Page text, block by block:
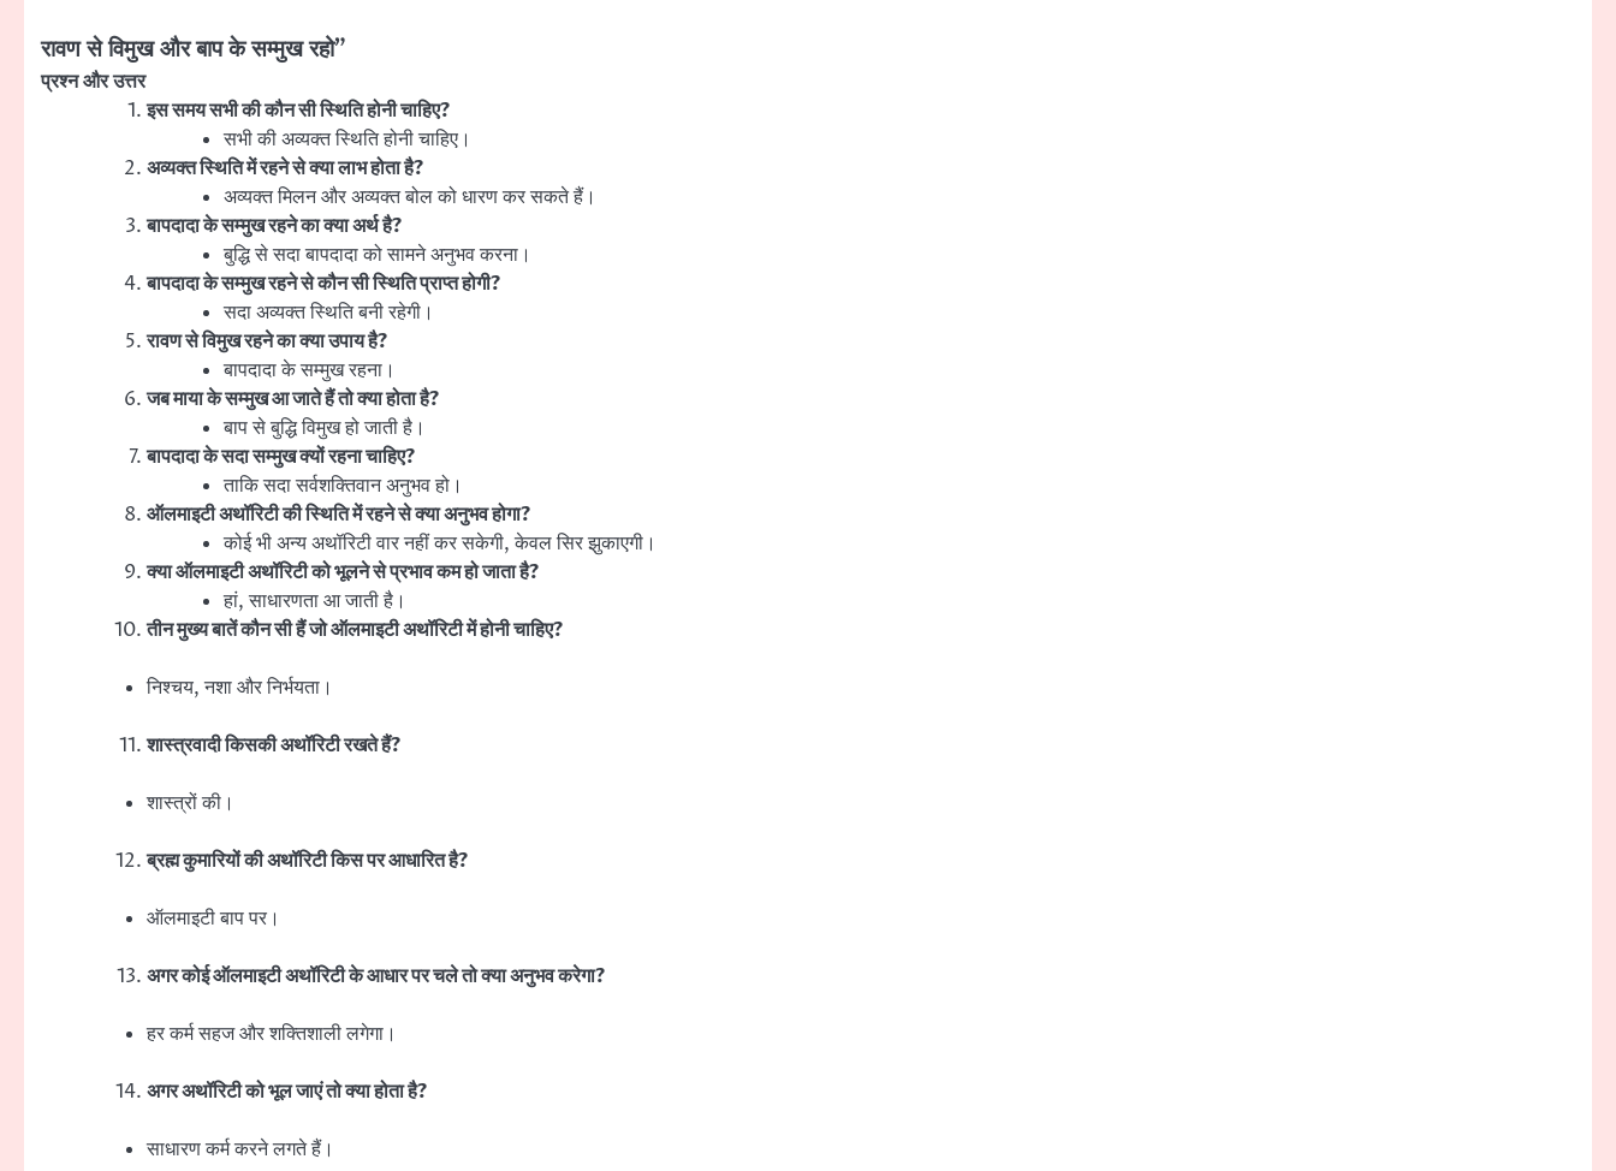
रावण से विमुख और बाप के सम्मुख रहो”
प्रश्न और उत्तर
इस समय सभी की कौन सी स्थिति होनी चाहिए?
सभी की अव्यक्त स्थिति होनी चाहिए।
अव्यक्त स्थिति में रहने से क्या लाभ होता है?
अव्यक्त मिलन और अव्यक्त बोल को धारण कर सकते हैं।
बापदादा के सम्मुख रहने का क्या अर्थ है?
बुद्धि से सदा बापदादा को सामने अनुभव करना।
बापदादा के सम्मुख रहने से कौन सी स्थिति प्राप्त होगी?
सदा अव्यक्त स्थिति बनी रहेगी।
रावण से विमुख रहने का क्या उपाय है?
बापदादा के सम्मुख रहना।
जब माया के सम्मुख आ जाते हैं तो क्या होता है?
बाप से बुद्धि विमुख हो जाती है।
बापदादा के सदा सम्मुख क्यों रहना चाहिए?
ताकि सदा सर्वशक्तिवान अनुभव हो।
ऑलमाइटी अथॉरिटी की स्थिति में रहने से क्या अनुभव होगा?
कोई भी अन्य अथॉरिटी वार नहीं कर सकेगी, केवल सिर झुकाएगी।
क्या ऑलमाइटी अथॉरिटी को भूलने से प्रभाव कम हो जाता है?
हां, साधारणता आ जाती है।
तीन मुख्य बातें कौन सी हैं जो ऑलमाइटी अथॉरिटी में होनी चाहिए?
निश्चय, नशा और निर्भयता।
शास्त्रवादी किसकी अथॉरिटी रखते हैं?
शास्त्रों की।
ब्रह्म कुमारियों की अथॉरिटी किस पर आधारित है?
ऑलमाइटी बाप पर।
अगर कोई ऑलमाइटी अथॉरिटी के आधार पर चले तो क्या अनुभव करेगा?
हर कर्म सहज और शक्तिशाली लगेगा।
अगर अथॉरिटी को भूल जाएं तो क्या होता है?
साधारण कर्म करने लगते हैं।